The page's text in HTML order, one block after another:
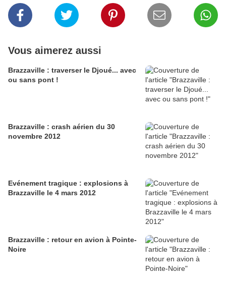
Vous aimerez aussi
Brazzaville : traverser le Djoué... avec
ou sans pont !
Brazzaville : crash aérien du 30
novembre 2012
Evénement tragique : explosions à
Brazzaville le 4 mars 2012
Brazzaville : retour en avion à Pointe-
Noire